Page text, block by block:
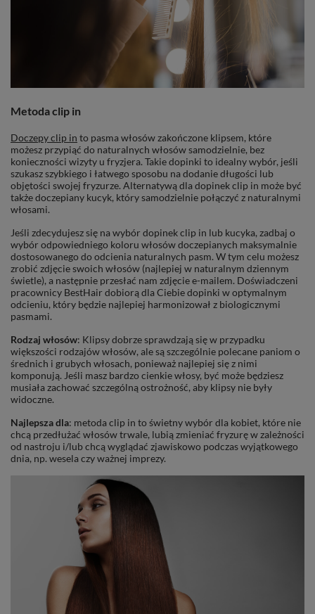
Metoda clip in
Doczepy clip in to pasma włosów zakończone klipsem, które
możesz przypiąć do naturalnych włosów samodzielnie, bez
konieczności wizyty u fryzjera. Takie dopinki to idealny wybór, jeśli
szukasz szybkiego i łatwego sposobu na dodanie długości lub
objętości swojej fryzurze. Alternatywą dla dopinek clip in może być
także doczepiany kucyk, który samodzielnie połączyć z naturalnymi
włosami.
Jeśli zdecydujesz się na wybór dopinek clip in lub kucyka, zadbaj o
wybór odpowiedniego koloru włosów doczepianych maksymalnie
dostosowanego do odcienia naturalnych pasm. W tym celu możesz
zrobić zdjęcie swoich włosów (najlepiej w naturalnym dziennym
świetle), a następnie przesłać nam zdjęcie e-mailem. Doświadczeni
pracownicy BestHair dobiorą dla Ciebie dopinki w optymalnym
odcieniu, który będzie najlepiej harmonizował z biologicznymi
pasmami.
Rodzaj włosów: Klipsy dobrze sprawdzają się w przypadku
większości rodzajów włosów, ale są szczególnie polecane paniom o
średnich i grubych włosach, ponieważ najlepiej się z nimi
komponują. Jeśli masz bardzo cienkie włosy, być może będziesz
musiała zachować szczególną ostrożność, aby klipsy nie były
widoczne.
Najlepsza dla: metoda clip in to świetny wybór dla kobiet, które nie
chcą przedłużać włosów trwale, lubią zmieniać fryzurę w zależności
od nastroju i/lub chcą wyglądać zjawiskowo podczas wyjątkowego
dnia, np. wesela czy ważnej imprezy.